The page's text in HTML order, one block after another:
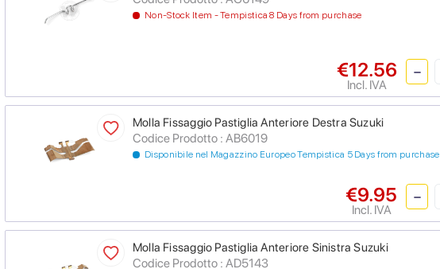
Non-Stock Item - Tempistica 8 Days from purchase
€12.56
Incl. IVA
Molla Fissaggio Pastiglia Anteriore Destra Suzuki
Codice Prodotto : AB6019
Disponibile nel Magazzino Europeo Tempistica 5 Days from purchase
€9.95
Incl. IVA
Molla Fissaggio Pastiglia Anteriore Sinistra Suzuki
Codice Prodotto : AD5143